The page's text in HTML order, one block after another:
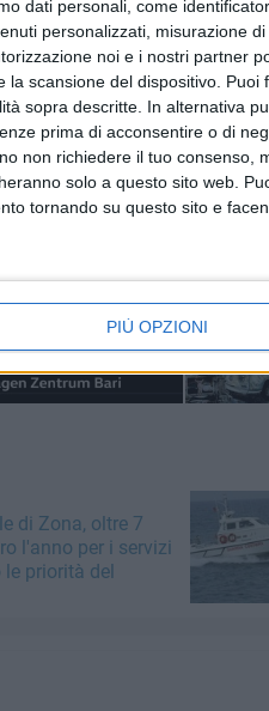
dati personali, come
personalizzati, misurazione
noi e i nostri partner
la scansione del dispositivo.
sopra descritte. In alternativa
prima di acconsentire o di
non richiedere il tuo consenso,
solo a questo sito web.
tornando su questo sito e
PIÙ OPZIONI
dall'artista il 19
Volkswagen Zentrum Bari
auto eccellenze del territorio
Tormaresca, MaxDivani e
di Zona, oltre 7
l'anno per i servizi
priorità del